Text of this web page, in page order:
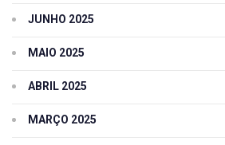
JUNHO 2025
MAIO 2025
ABRIL 2025
MARÇO 2025